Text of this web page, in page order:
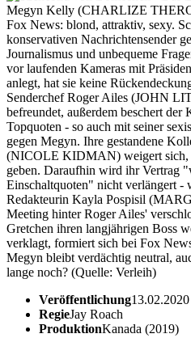
Megyn Kelly (CHARLIZE
Fox News: blond, attraktiv, sexy.
konservativen Nachrichtensender
Journalismus und unbequeme
vor laufenden Kameras mit
anlegt, hat sie keine
Senderchef Roger Ailes (JOHN
befreundet, außerdem beschert
Topquoten - so auch mit seiner
gegen Megyn. Ihre gestandene
(NICOLE KIDMAN) weigert sich,
geben. Daraufhin wird ihr Vertrag
Einschaltquoten" nicht verlängert -
Redakteurin Kayla Pospisil
Meeting hinter Roger Ailes'
Gretchen ihren langjährigen Boss
verklagt, formiert sich bei Fox
Megyn bleibt verdächtig neutral,
lange noch? (Quelle: Verleih)
Veröffentlichung13.02.2020
RegieJay Roach
ProduktionKanada (2019)